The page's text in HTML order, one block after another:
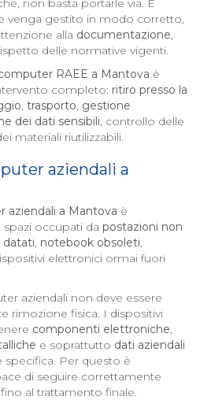
non basta portarle via. È
venga gestito in modo corretto,
alla documentazione,
delle normative vigenti.
RAEE a Mantova è
completo: ritiro presso la
, trasporto, gestione
dei dati sensibili, controllo delle
materiali riutilizzabili.
aziendali a
aziendali a Mantova è
occupati da postazioni non
, notebook obsoleti,
elettronici ormai fuori
aziendali non deve essere
rimozione fisica. I dispositivi
componenti elettroniche,
e soprattutto dati aziendali
Per questo è
di seguire correttamente
al trattamento finale.